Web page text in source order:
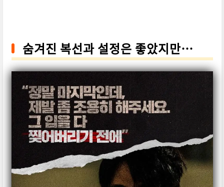
숨겨진 복선과 설정은 좋았지만…